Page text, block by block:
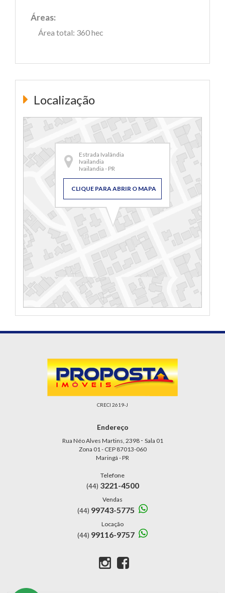
Áreas:
Área total: 360 hec
Localização
Estrada Ivalândia
Ivailandia
Ivailandia - PR
CLIQUE PARA ABRIR O MAPA
CRECI 2619-J
Endereço
Rua Néo Alves Martins, 2398 - Sala 01
Zona 01 - CEP 87013-060
Maringá - PR
Telefone
(44) 3221-4500
Vendas
(44) 99743-5775
Locação
(44) 99116-9757